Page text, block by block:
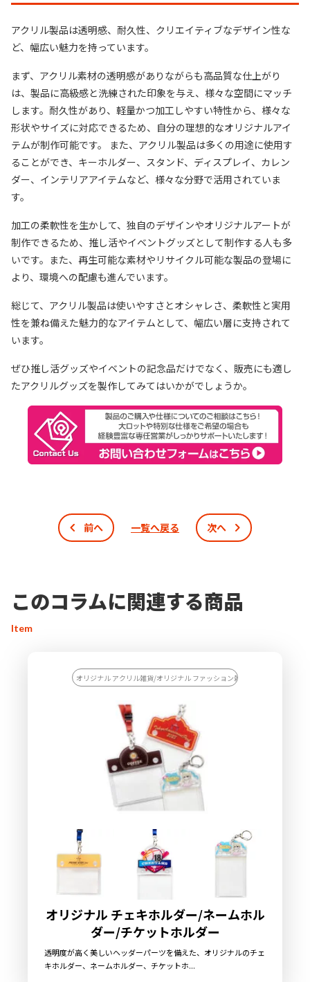
アクリル製品は透明感、耐久性、クリエイティブなデザイン性な
ど、幅広い魅力を持っています。
まず、アクリル素材の透明感がありながらも高品質な仕上がり
は、製品に高級感と洗練された印象を与え、様々な空間にマッチ
します。耐久性があり、軽量かつ加工しやすい特性から、様々な
形状やサイズに対応できるため、自分の理想的なオリジナルアイ
テムが制作可能です。 また、アクリル製品は多くの用途に使用す
ることができ、キーホルダー、スタンド、ディスプレイ、カレン
ダー、インテリアアイテムなど、様々な分野で活用されていま
す。
加工の柔軟性を生かして、独自のデザインやオリジナルアートが
制作できるため、推し活やイベントグッズとして制作する人も多
いです。また、再生可能な素材やリサイクル可能な製品の登場に
より、環境への配慮も進んでいます。
総じて、アクリル製品は使いやすさとオシャレさ、柔軟性と実用
性を兼ね備えた魅力的なアイテムとして、幅広い層に支持されて
います。
ぜひ推し活グッズやイベントの記念品だけでなく、販売にも適し
たアクリルグッズを製作してみてはいかがでしょうか。
前へ 一覧へ戻る 次へ
このコラムに関連する商品
Item
オリジナル アクリル雑貨/オリジナル ファッション雑貨/【カスタマイズ
オリジナル チェキホルダー/ネームホル
ダー/チケットホルダー
透明度が高く美しいヘッダーパーツを備えた、オリジナルのチェ
キホルダー、ネームホルダー、チケットホ...